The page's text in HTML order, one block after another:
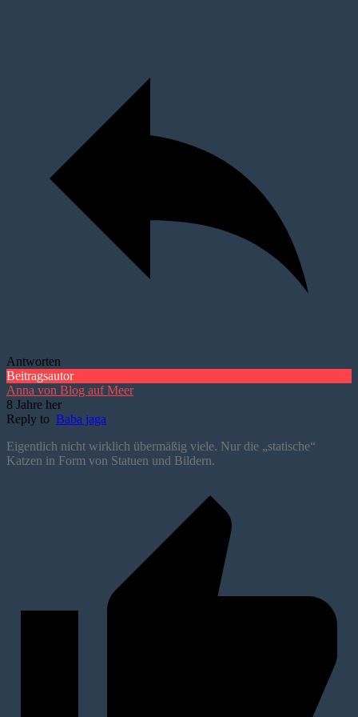
Antworten
Beitragsautor
Anna von Blog auf Meer
8 Jahre her
Reply to Baba jaga
Eigentlich nicht wirklich übermäßig viele. Nur die „statische“
Katzen in Form von Statuen und Bildern.